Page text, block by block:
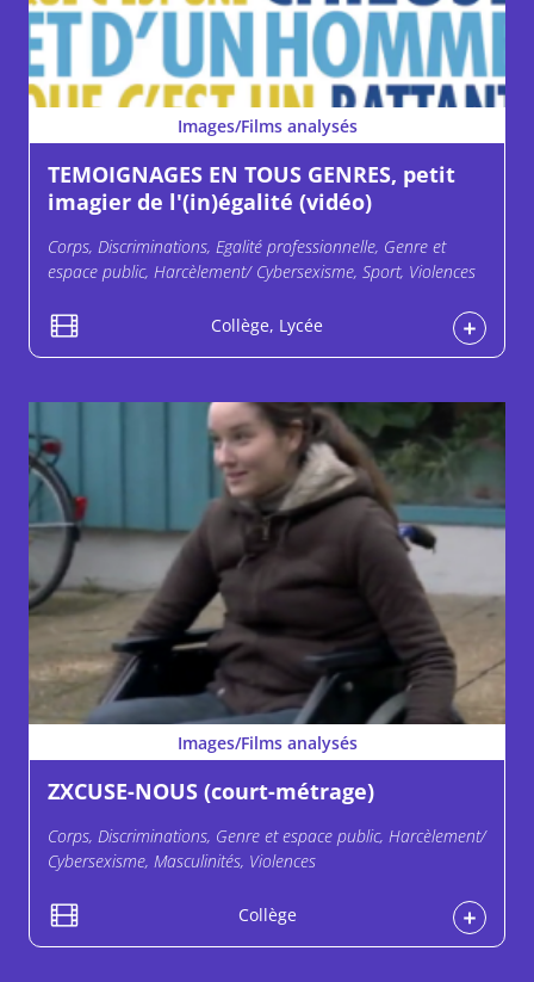
Images/Films analysés
TEMOIGNAGES EN TOUS GENRES, petit
imagier de l'(in)égalité (vidéo)
Corps, Discriminations, Egalité professionnelle, Genre et
espace public, Harcèlement/ Cybersexisme, Sport, Violences
Collège, Lycée
Images/Films analysés
ZXCUSE-NOUS (court-métrage)
Corps, Discriminations, Genre et espace public, Harcèlement/
Cybersexisme, Masculinités, Violences
Collège